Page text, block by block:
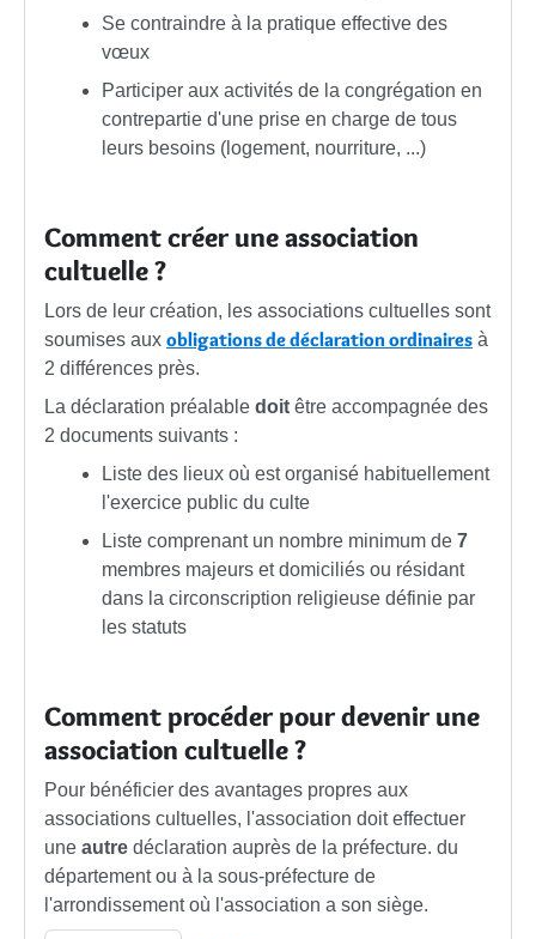
Se contraindre à la pratique effective des
vœux
Participer aux activités de la congrégation en
contrepartie d'une prise en charge de tous
leurs besoins (logement, nourriture, ...)
Comment créer une association
cultuelle ?
Lors de leur création, les associations cultuelles sont
soumises aux obligations de déclaration ordinaires à
2 différences près.
La déclaration préalable doit être accompagnée des
2 documents suivants :
Liste des lieux où est organisé habituellement
l'exercice public du culte
Liste comprenant un nombre minimum de 7
membres majeurs et domiciliés ou résidant
dans la circonscription religieuse définie par
les statuts
Comment procéder pour devenir une
association cultuelle ?
Pour bénéficier des avantages propres aux
associations cultuelles, l'association doit effectuer
une autre déclaration auprès de la préfecture. du
département ou à la sous-préfecture de
l'arrondissement où l'association a son siège.